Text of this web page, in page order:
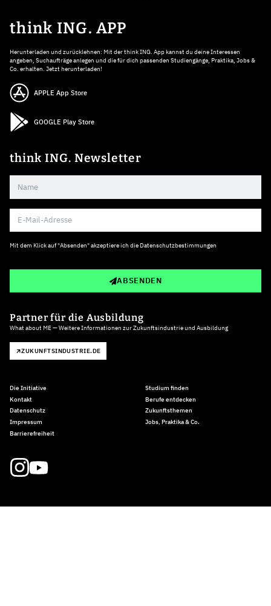
think ING. APP
Herunterladen und zurücklehnen: Mit der think ING. App kannst du deine Interessen
angeben, Suchaufträge anlegen und die für dich passenden Studiengänge, Praktika, Jobs &
Co. erhalten. Jetzt herunterladen!
APPLE App Store
GOOGLE Play Store
think ING. Newsletter
Mit dem Klick auf "Absenden" akzeptiere ich die Datenschutzbestimmungen
ABSENDEN
Partner für die Ausbildung
What about ME — Weitere Informationen zur Zukunftsindustrie und Ausbildung
ZUKUNFTSINDUSTRIE.DE
Die Initiative
Kontakt
Datenschutz
Impressum
Barrierefreiheit
Studium finden
Berufe entdecken
Zukunftsthemen
Jobs, Praktika & Co.